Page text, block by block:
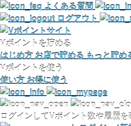
よくある質問
ログアウト
Vポイントを貯める
はじめ方 お店で貯める もっと貯め
Vポイントを使う
使い方 お得に使う
ログインしてVポイント数や履歴を